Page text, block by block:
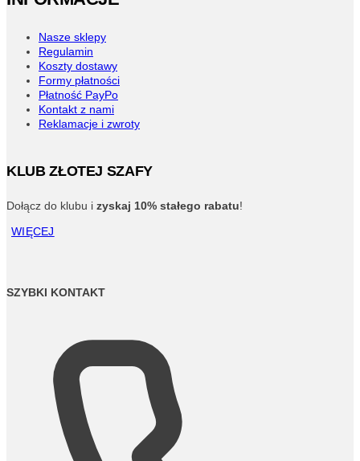
Nasze sklepy
Regulamin
Koszty dostawy
Formy płatności
Płatność PayPo
Kontakt z nami
Reklamacje i zwroty
KLUB ZŁOTEJ SZAFY
Dołącz do klubu i zyskaj 10% stałego rabatu!
WIĘCEJ
SZYBKI KONTAKT